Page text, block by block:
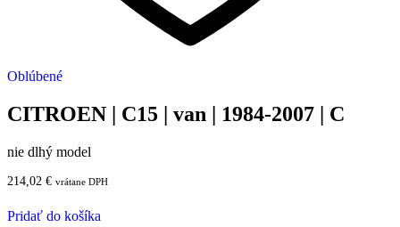
Oblúbené
CITROEN | C15 | van | 1984-2007 | C
nie dlhý model
214,02 € vrátane DPH
Pridať do košíka